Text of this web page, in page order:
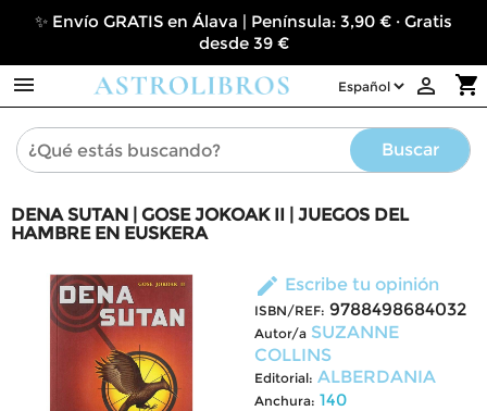
✨ Envío GRATIS en Álava | Península: 3,90 € · Gratis
desde 39 €
 shopping_cart

Buscar
DENA SUTAN | GOSE JOKOAK II | JUEGOS DEL
HAMBRE EN EUSKERA
edit Escribe tu opinión
ISBN/REF: 9788498684032
Autor/a SUZANNE
COLLINS
Editorial: ALBERDANIA
Anchura: 140